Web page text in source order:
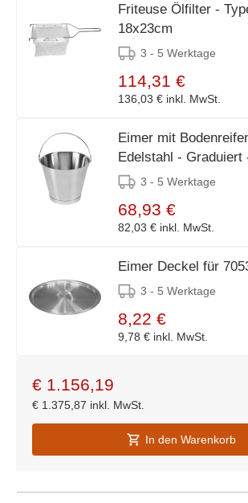
Friteuse Ölfilter -
18x23cm
3 - 5 Werktage
114,31 €
136,03 € inkl. MwSt.
Eimer mit
Edelstahl - Graduiert
3 - 5 Werktage
68,93 €
82,03 € inkl. MwSt.
Eimer Deckel für
3 - 5 Werktage
8,22 €
9,78 € inkl. MwSt.
€ 1.156,19
€ 1.375,87 inkl. MwSt.
In den Warenkorb